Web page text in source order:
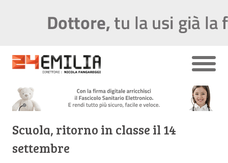
Scuola, ritorno in classe il 14
settembre